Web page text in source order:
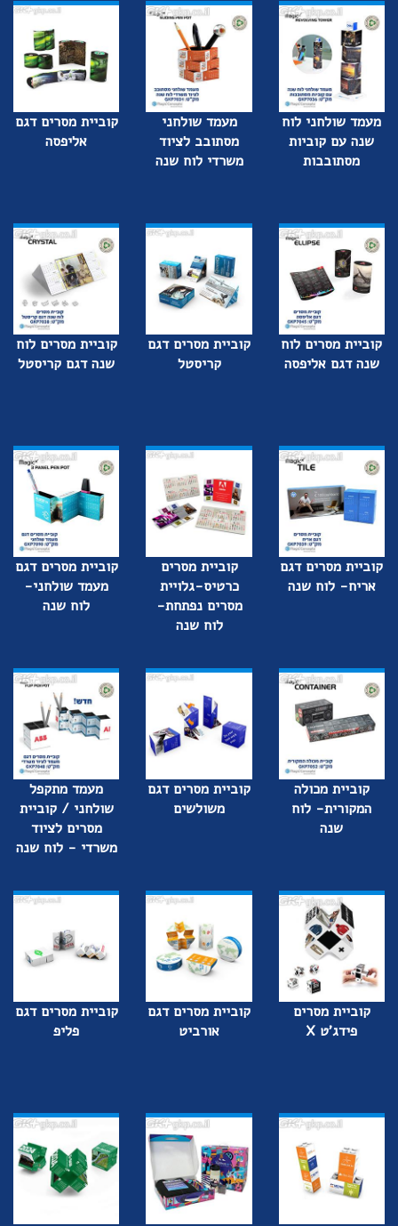
מעמד שולחני לוח
שנה עם קוביות
מסתובבות
מעמד שולחני
מסתובב לציוד
משרדי לוח שנה
קוביית מסרים דגם
אליפסה
קוביית מסרים לוח
שנה דגם אליפסה
קוביית מסרים דגם
קריסטל
קוביית מסרים לוח
שנה דגם קריסטל
קוביית מסרים דגם
אריח- לוח שנה
קוביית מסרים
כרטיס-גלויית
מסרים נפתחת-
לוח שנה
קוביית מסרים דגם
מעמד שולחני-
לוח שנה
קוביית מכולה
המקורית- לוח
שנה
קוביית מסרים דגם
משולשים
מעמד מתקפל
שולחני / קוביית
מסרים לציוד
משרדי - לוח שנה
קוביית מסרים
פידג'ט X
קוביית מסרים דגם
אורביט
קוביית מסרים דגם
פליפ